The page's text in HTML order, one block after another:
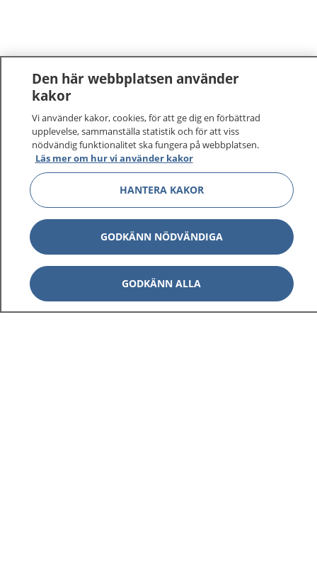
Den här webbplatsen använder
kakor
Vi använder kakor, cookies, för att ge dig en förbättrad
upplevelse, sammanställa statistik och för att viss
nödvändig funktionalitet ska fungera på webbplatsen.
Läs mer om hur vi använder kakor
HANTERA KAKOR
GODKÄNN NÖDVÄNDIGA
GODKÄNN ALLA